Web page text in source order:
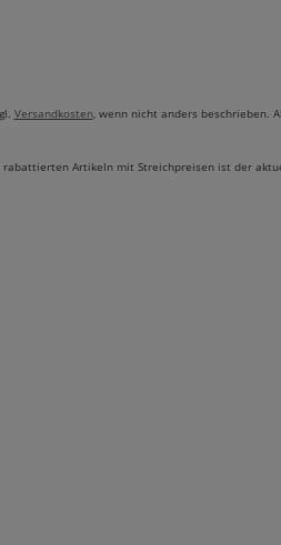
Versandkosten, wenn nicht anders beschrieben.
rabattierten Artikeln mit Streichpreisen ist der